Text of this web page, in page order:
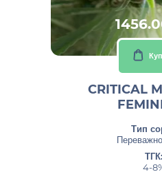
CRITICAL
Тип
ТГК:
4-